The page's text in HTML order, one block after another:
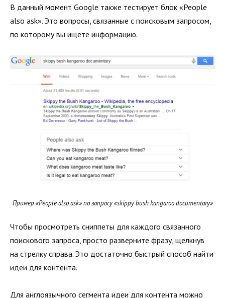
В данный момент Google также тестирует блок «People
also ask». Это вопросы, связанные с поисковым запросом,
по которому вы ищете информацию.
Пример «People also ask» по запросу «skippy bush kangaroo documentary»
Чтобы просмотреть сниппеты для каждого связанного
поискового запроса, просто разверните фразу, щелкнув
на стрелку справа. Это достаточно быстрый способ найти
идеи для контента.
Для англоязычного сегмента идеи для контента можно